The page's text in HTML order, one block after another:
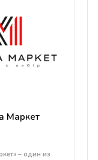
Маркет
– один из